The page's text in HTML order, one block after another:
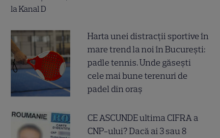
Harta unei distracții sportive în
mare trend la noi în București:
padle tennis. Unde găsești
cele mai bune terenuri de
padel din oraș
CE ASCUNDE ultima CIFRA a
CNP-ului? Dacă ai 3 sau 8